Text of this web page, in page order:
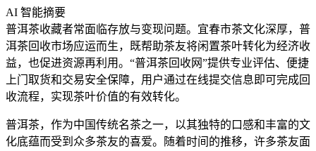
AI 智能摘要
普洱茶收藏者常面临存放与变现问题。宜春市茶文化深厚，普
洱茶回收市场应运而生，既帮助茶友将闲置茶叶转化为经济收
益，也促进资源再利用。“普洱茶回收网”提供专业评估、便捷
上门取货和交易安全保障，用户通过在线提交信息即可完成回
收流程，实现茶叶价值的有效转化。
普洱茶，作为中国传统名茶之一，以其独特的口感和丰富的文
化底蕴而受到众多茶友的喜爱。随着时间的推移，许多茶友面